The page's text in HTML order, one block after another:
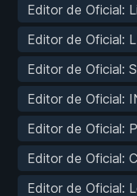
Editor de Oficial:
Editor de Oficial:
Editor de Oficial:
Editor de Oficial:
Editor de Oficial:
Editor de Oficial:
Editor de Oficial: